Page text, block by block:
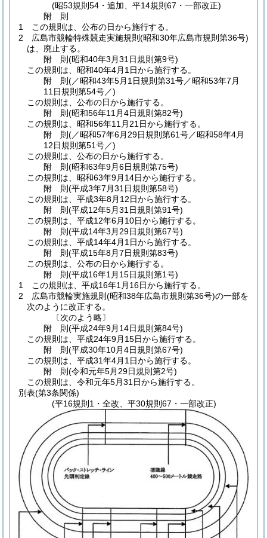
(昭53規則54・追加、平14規則67・一部改正)
附 則
1
この規則は、公布の日から施行する。
2
広島市競輪特殊競走実施規則 (昭和30年広島市規則第36号)
は、廃止する。
附 則(昭和40年3月31日規則第9号)
この規則は、昭和40年4月1日から施行する。
附 則(／昭和43年5月1日規則第31号／昭和53年7月
11日規則第54号／)
この規則は、公布の日から施行する。
附 則(昭和56年11月4日規則第82号)
この規則は、昭和56年11月21日から施行する。
附 則(／昭和57年6月29日規則第61号／昭和58年4月
12日規則第51号／)
この規則は、公布の日から施行する。
附 則(昭和63年9月6日規則第75号)
この規則は、昭和63年9月14日から施行する。
附 則(平成3年7月31日規則第58号)
この規則は、平成3年8月12日から施行する。
附 則(平成12年5月31日規則第91号)
この規則は、平成12年6月10日から施行する。
附 則(平成14年3月29日規則第67号)
この規則は、平成14年4月1日から施行する。
附 則(平成15年8月7日規則第83号)
この規則は、公布の日から施行する。
附 則(平成16年1月15日規則第1号)
1
この規則は、平成16年1月16日から施行する。
2
広島市競輪実施規則 (昭和38年広島市規則第36号)の一部を
次のように改正する。
〔次のよう略〕
附 則(平成24年9月14日規則第84号)
この規則は、平成24年9月15日から施行する。
附 則(平成30年10月4日規則第67号)
この規則は、平成31年4月1日から施行する。
附 則(令和元年5月29日規則第2号)
この規則は、令和元年5月31日から施行する。
別表(第3条関係)
(平16規則1・全改、平30規則67・一部改正)